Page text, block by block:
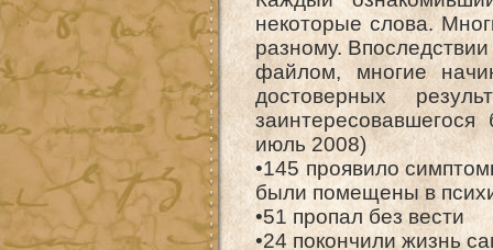
некоторые слова.
разному.
файлом, многие
достоверных
июль 2008)
•145 проявило
были помещены в
•51 пропал без вести
•24 покончили жизнь